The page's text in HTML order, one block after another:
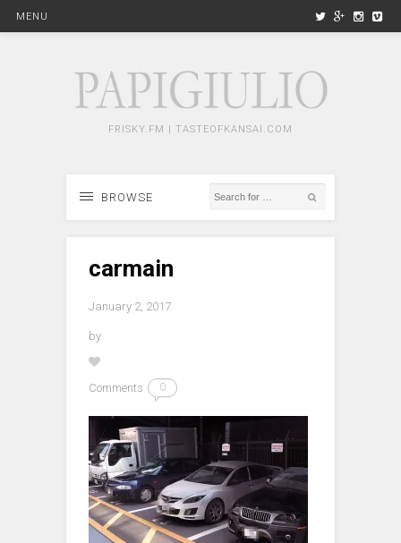
MENU
FRISKY.FM | TASTEOFKANSAI.COM
BROWSE
carmain
January 2, 2017
by
Comments 0